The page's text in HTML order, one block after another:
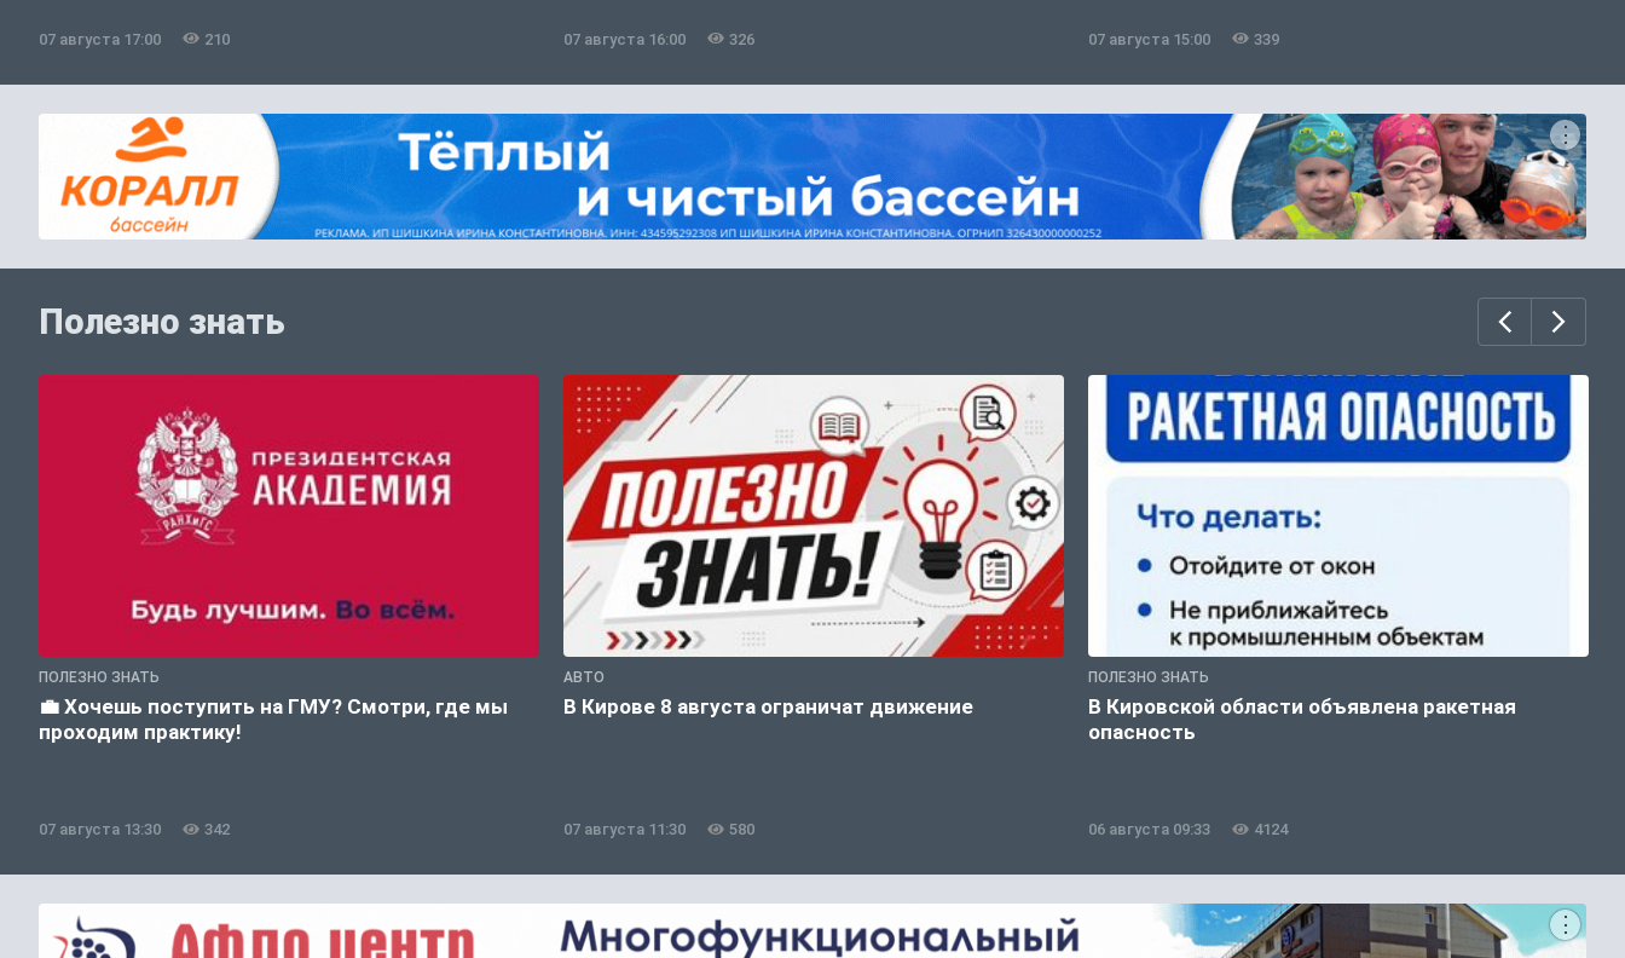
07 августа 17:00 210 07 августа 16:00 326 07 августа 15:00 339
Полезно знать
ПОЛЕЗНО ЗНАТЬ
💼 Хочешь поступить на ГМУ? Смотри, где мы
проходим практику!
07 августа 13:30 342
АВТО
В Кирове 8 августа ограничат движение
07 августа 11:30 580
ПОЛЕЗНО ЗНАТЬ
В Кировской области объявлена ракетная
опасность
06 августа 09:33 4124